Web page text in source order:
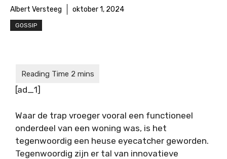
Albert Versteeg oktober 1, 2024
GOSSIP
[ad_1]
Waar de trap vroeger vooral een functioneel
onderdeel van een woning was, is het
tegenwoordig een heuse eyecatcher geworden.
Tegenwoordig zijn er tal van innovatieve